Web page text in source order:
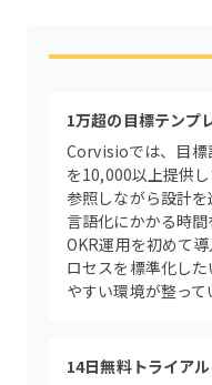
1万超の目標テンプ
Corvisioでは、目標
を10,000以上提供
参照しながら設計
言語化にかかる時間
OKR運用を初めて
ロセスを標準化し
やすい環境が整って
14日無料トライアル